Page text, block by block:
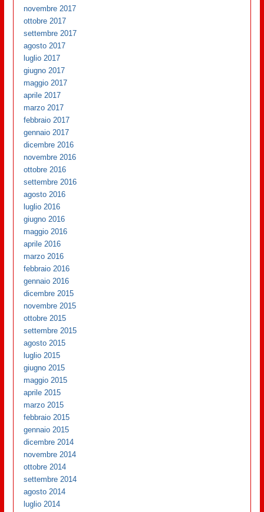
novembre 2017
ottobre 2017
settembre 2017
agosto 2017
luglio 2017
giugno 2017
maggio 2017
aprile 2017
marzo 2017
febbraio 2017
gennaio 2017
dicembre 2016
novembre 2016
ottobre 2016
settembre 2016
agosto 2016
luglio 2016
giugno 2016
maggio 2016
aprile 2016
marzo 2016
febbraio 2016
gennaio 2016
dicembre 2015
novembre 2015
ottobre 2015
settembre 2015
agosto 2015
luglio 2015
giugno 2015
maggio 2015
aprile 2015
marzo 2015
febbraio 2015
gennaio 2015
dicembre 2014
novembre 2014
ottobre 2014
settembre 2014
agosto 2014
luglio 2014